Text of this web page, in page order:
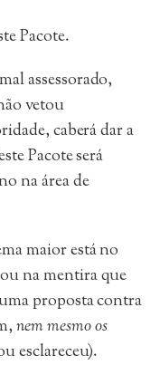
Pacote.
assessorado,
vetou
caberá dar a
Pacote será
na área de
maior está no
na mentira que
proposta contra
nem mesmo os
esclareceu).